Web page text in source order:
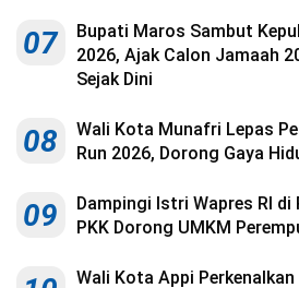
Copyright
2026
Menara
Indonesia
Reserve
07
Bupati Maros Sambut
2026, Ajak Calon Jamaah
Sejak Dini
08
Wali Kota Munafri Lepas
Run 2026, Dorong Gaya
09
Dampingi Istri Wapres RI di
PKK Dorong UMKM
Wali Kota Appi